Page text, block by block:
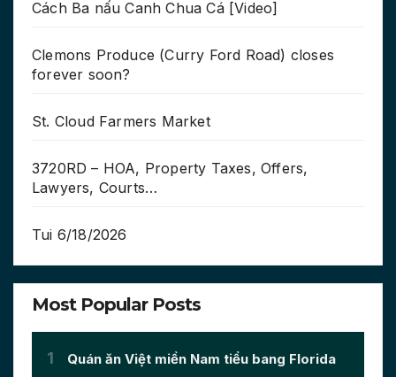
Cách Ba nấu Canh Chua Cá [Video]
Clemons Produce (Curry Ford Road) closes
forever soon?
St. Cloud Farmers Market
3720RD – HOA, Property Taxes, Offers,
Lawyers, Courts…
Tui 6/18/2026
Most Popular Posts